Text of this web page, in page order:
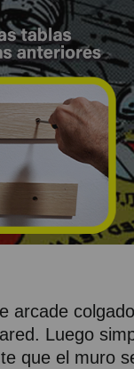
arcade
Luego
que el muro